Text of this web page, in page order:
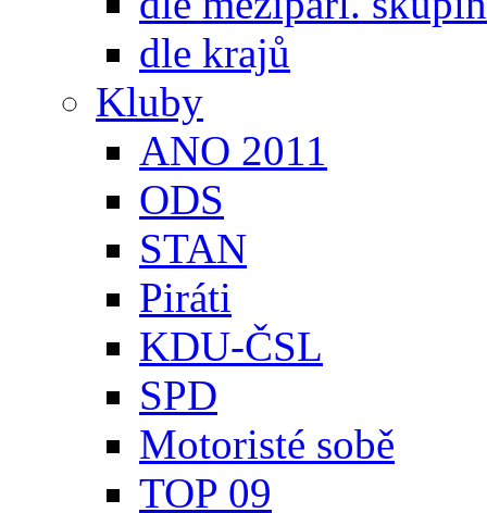
dle krajů
Kluby
ANO 2011
ODS
STAN
Piráti
KDU-ČSL
SPD
Motoristé sobě
TOP 09